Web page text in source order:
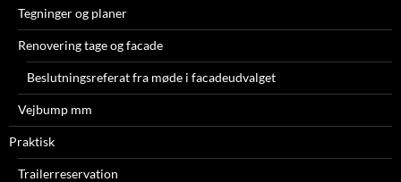
Tegninger og planer
Renovering tage og facade
Beslutningsreferat fra møde i facadeudvalget
Vejbump mm
Praktisk
Trailerreservation